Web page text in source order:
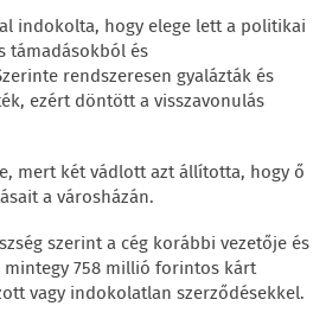
indokolta, hogy elege lett a politikai
támadásokból és
rendszeresen gyalázták és
ezért döntött a visszavonulás
mert két vádlott azt állította, hogy ő
a városházán.
szerint a cég korábbi vezetője és
mintegy 758 millió forintos kárt
vagy indokolatlan szerződésekkel.